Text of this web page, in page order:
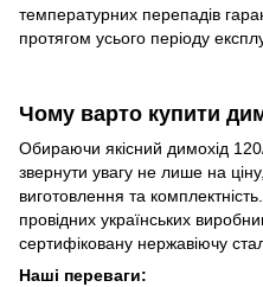
температурних перепадів
протягом усього періоду
Чому варто купити
Обираючи якісний димохід
звернути увагу не лише на
виготовлення та
провідних українських
сертифіковану нержавіючу
Наші переваги: